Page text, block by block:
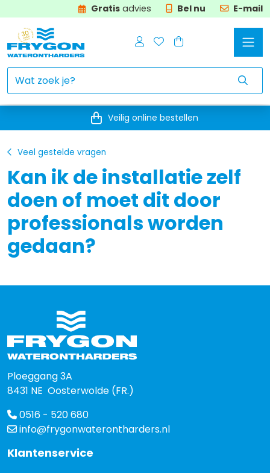
Gratis advies Bel nu E-mail
Veilig online bestellen
Veel gestelde vragen
Kan ik de installatie zelf
doen of moet dit door
professionals worden
gedaan?
Ploeggang 3A
8431 NE Oosterwolde (FR.)
0516 - 520 680
info@frygonwaterontharders.nl
Klantenservice